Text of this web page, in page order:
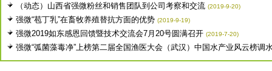
（动态）山西省强微粉丝和销售团队到公司考察和交流 (2019-9-20)
强微“苞丁乳”在畜牧养殖替抗方面的优势 (2019-9-19)
强微2019如东感恩回馈暨技术交流会7月20号圆满召开 (2019-7-20)
强微“弧菌藻毒净”上榜第二届全国渔医大会（武汉）中国水产业风云榜调